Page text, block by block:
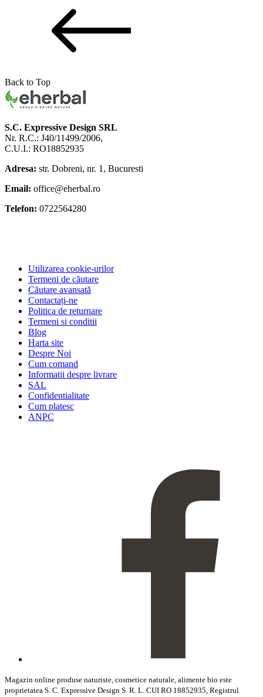
Back to Top
S.C. Expressive Design SRL
Nr. R.C.: J40/11499/2006,
C.U.I.: RO18852935
Adresa: str. Dobreni, nr. 1, Bucuresti
Email: office@eherbal.ro
Telefon: 0722564280
Utilizarea cookie-urilor
Termeni de căutare
Căutare avansată
Contactați-ne
Politica de returnare
Termeni si conditii
Blog
Harta site
Despre Noi
Cum comand
Informatii despre livrare
SAL
Confidentialitate
Cum platesc
ANPC
Magazin online produse naturiste, cosmetice naturale, alimente bio este
proprietatea S. C. Expressive Design S. R. L. CUI RO 18852935, Registrul